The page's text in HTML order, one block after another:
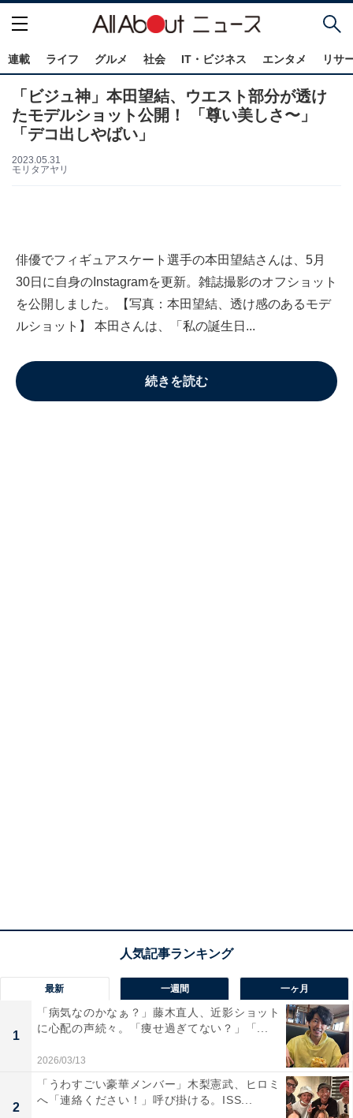
連載 ライフ グルメ 社会 IT・ビジネス エンタメ リサ
「ビジュ神」本田望結、ウエスト部分が透け
たモデルショット公開！ 「尊い美しさ〜」
「デコ出しやばい」
2023.05.31
モリタアヤリ
俳優でフィギュアスケート選手の本田望結さんは、5月
30日に自身のInstagramを更新。雑誌撮影のオフショット
を公開しました。【写真：本田望結、透け感のあるモデ
ルショット】 本田さんは、「私の誕生日...
続きを読む
最新 一週間 一ヶ月
1
「病気なのかなぁ？」藤木直人、近影ショット
に心配の声続々。「痩せ過ぎてない？」「...
2026/03/13
2
「うわすごい豪華メンバー」木梨憲武、ヒロミ
へ「連絡ください！」呼び掛ける。ISS...